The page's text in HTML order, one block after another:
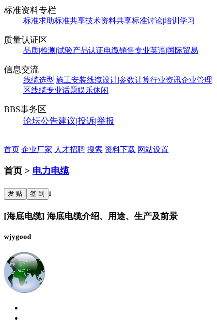
标准资料专栏
标准求助标准共享技术资料共享标准讨论|培训学习
质量认证区
品质|检测|试验产品认证电缆销售专业英语|国际贸易
信息交流
线缆选型|施工安装线缆设计|参数计算行业资讯企业管理
区线缆专业话题娱乐休闲
BBS事务区
论坛公告建议|投诉|举报
首页 企业厂家 人才招聘 搜索 资料下载 网站设置
首页 > 电力电缆
发 贴 签 到 1
[海底电缆] 海底电缆介绍、用途、生产及前景
wjygood